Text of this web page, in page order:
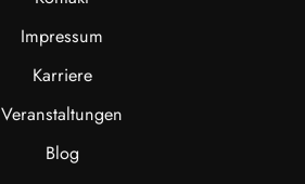
Impressum
Karriere
Veranstaltungen
Blog